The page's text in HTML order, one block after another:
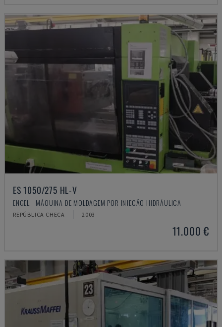
ES 1050/275 HL-V
ENGEL - MÁQUINA DE MOLDAGEM POR INJEÇÃO HIDRÁULICA
REPÚBLICA CHECA 2003
11.000 €